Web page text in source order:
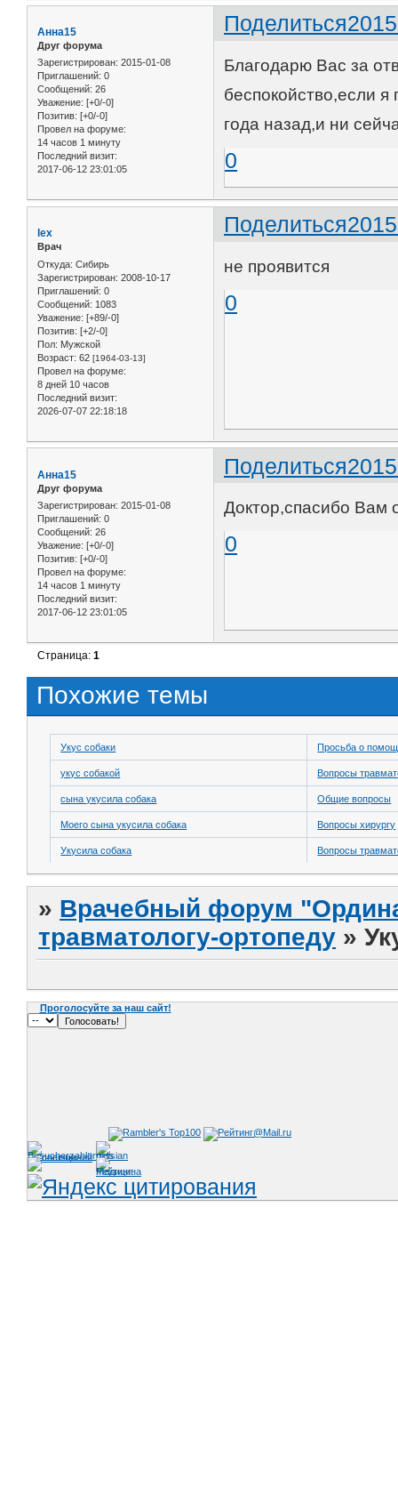
Поделиться
Анна15
Друг форума
Зарегистрирован: 2015-01-08
Приглашений: 0
Сообщений: 26
Уважение: [+0/-0]
Позитив: [+0/-0]
Провел на форуме:
14 часов 1 минуту
Последний визит:
2017-06-12 23:01:05
Благодарю Вас за
беспокойство,если
года назад,и ни
0
Поделиться
lex
Врач
Откуда: Сибирь
Зарегистрирован: 2008-10-17
Приглашений: 0
Сообщений: 1083
Уважение: [+89/-0]
Позитив: [+2/-0]
Пол: Мужской
Возраст: 62 [1964-03-13]
Провел на форуме:
8 дней 10 часов
Последний визит:
2026-07-07 22:18:18
не проявится
0
Поделиться
Анна15
Друг форума
Зарегистрирован: 2015-01-08
Приглашений: 0
Сообщений: 26
Уважение: [+0/-0]
Позитив: [+0/-0]
Провел на форуме:
14 часов 1 минуту
Последний визит:
2017-06-12 23:01:05
Доктор,спасибо Вам
0
Страница:1
Похожие темы
Укус собаки Просьба о
укус собакой Вопросы
сына укусила собака Общие вопросы
Моего сына укусила собака Вопросы хирургу
Укусила собака Вопросы
» Врачебный форум
травматологу-ортопеду »
Проголосуйте за наш сайт!